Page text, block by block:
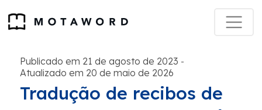
Publicado em 21 de agosto de 2023 -
Atualizado em 20 de maio de 2026
Tradução de recibos de